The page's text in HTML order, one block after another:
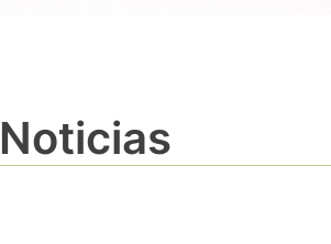
Noticias